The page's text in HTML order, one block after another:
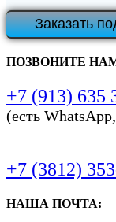
Заказать
ПОЗВОНИТЕ
+7 (913) 635
(есть
+7 (3812)
НАША ПОЧТА: